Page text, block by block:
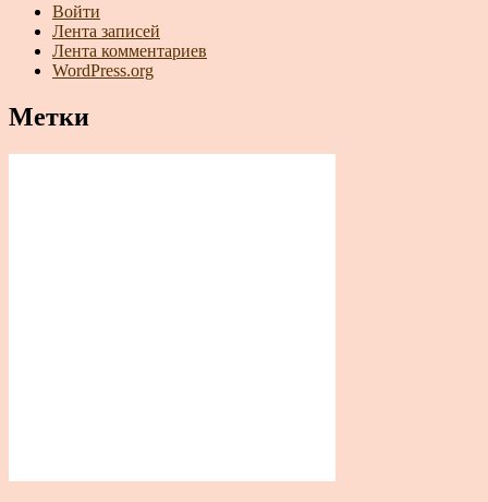
Войти
Лента записей
Лента комментариев
WordPress.org
Метки